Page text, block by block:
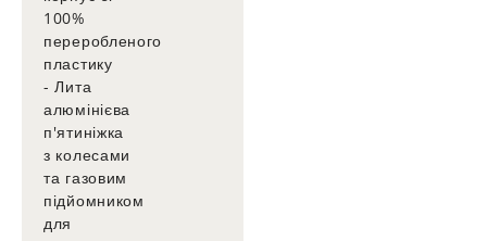
100%
переробленого
пластику
- Лита
алюмінієва
п'ятиніжка
з колесами
та газовим
підйомником
для